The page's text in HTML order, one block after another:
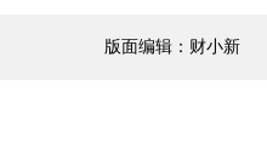
版面编辑：财小新